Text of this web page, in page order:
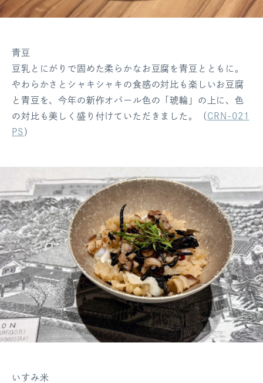
青豆
豆乳とにがりで固めた柔らかなお豆腐を青豆とともに。
やわらかさとシャキシャキの食感の対比も楽しいお豆腐
と青豆を、今年の新作オパール色の「琥輪」の上に、色
の対比も美しく盛り付けていただきました。（ CRN-021
PS ）
いすみ米